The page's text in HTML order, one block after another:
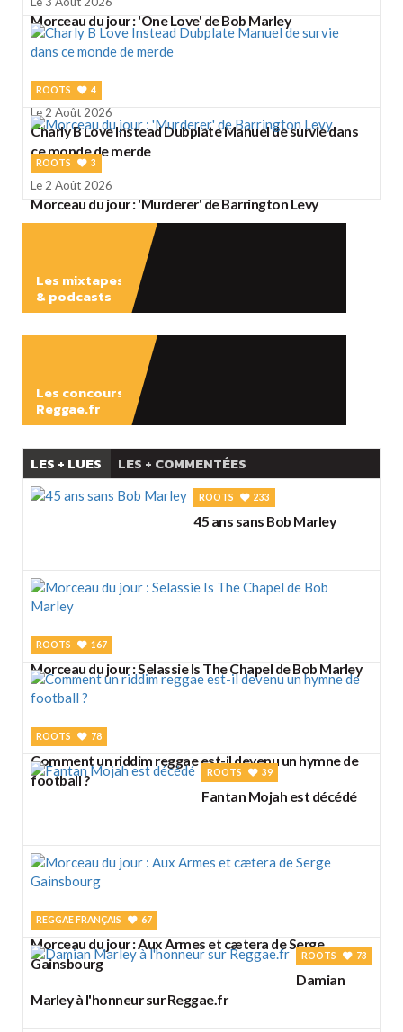
Morceau du jour : 'One Love' de Bob Marley
ROOTS 4
Le 2 Août 2026
Charly B Love Instead Dubplate Manuel de survie dans
ce monde de merde
ROOTS 3
Le 2 Août 2026
Morceau du jour : 'Murderer' de Barrington Levy
Les mixtapes
& podcasts
Les concours
Reggae.fr
LES + LUES LES + COMMENTÉES
ROOTS 233
45 ans sans Bob Marley
ROOTS 167
Morceau du jour : Selassie Is The Chapel de Bob Marley
ROOTS 78
Comment un riddim reggae est-il devenu un hymne de
football ?
ROOTS 39
Fantan Mojah est décédé
REGGAE FRANÇAIS 67
Morceau du jour : Aux Armes et cætera de Serge
Gainsbourg
ROOTS 73
Damian
Marley à l'honneur sur Reggae.fr